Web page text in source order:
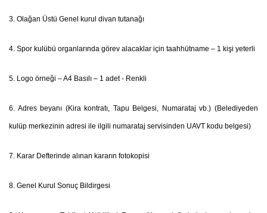
3. Olağan Üstü Genel kurul divan tutanağı
4. Spor kulübü organlarında görev alacaklar için taahhütname – 1 kişi yeterli
5. Logo örneği – A4 Basılı – 1 adet - Renkli
6. Adres beyanı (Kira kontratı, Tapu Belgesi, Numarataj vb.) (Belediyeden
kulüp merkezinin adresi ile ilgili numarataj servisinden UAVT kodu belgesi)
7. Karar Defterinde alınan kararın fotokopisi
8. Genel Kurul Sonuç Bildirgesi